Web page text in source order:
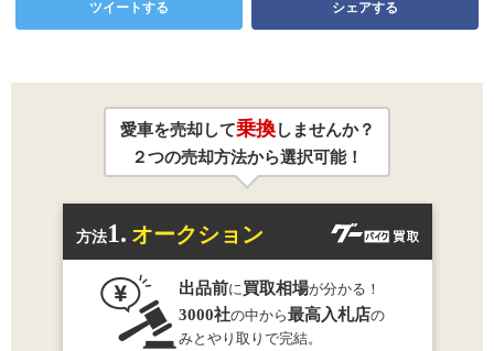
ツイートする シェアする
愛車を売却して乗換しませんか？
２つの売却方法から選択可能！
方法1. オークション
出品前に買取相場が分かる！
3000社の中から最高入札店の
みとやり取りで完結。